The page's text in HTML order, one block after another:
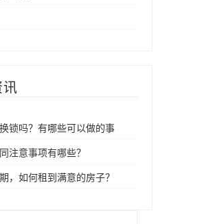
讯
锁吗？有哪些可以做的事
注意事项有哪些？
，如何租到满意的房子？